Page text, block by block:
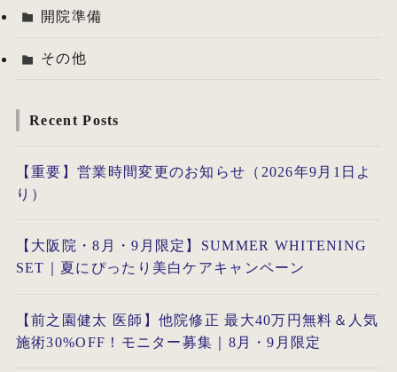
開院準備
その他
Recent Posts
【重要】営業時間変更のお知らせ（2026年9月1日よ
り）
【大阪院・8月・9月限定】SUMMER WHITENING
SET｜夏にぴったり美白ケアキャンペーン
【前之園健太 医師】他院修正 最大40万円無料＆人気
施術30%OFF！モニター募集｜8月・9月限定